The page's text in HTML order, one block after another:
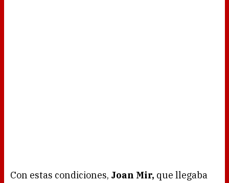
Con estas condiciones, Joan Mir, que llegaba